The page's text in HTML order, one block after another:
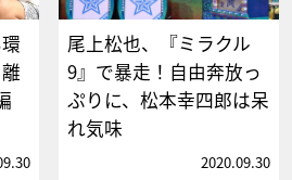
尾上松也、『ミラクル
9』で暴走！自由奔放っ
ぷりに、松本幸四郎は呆
れ気味
2020.09.30